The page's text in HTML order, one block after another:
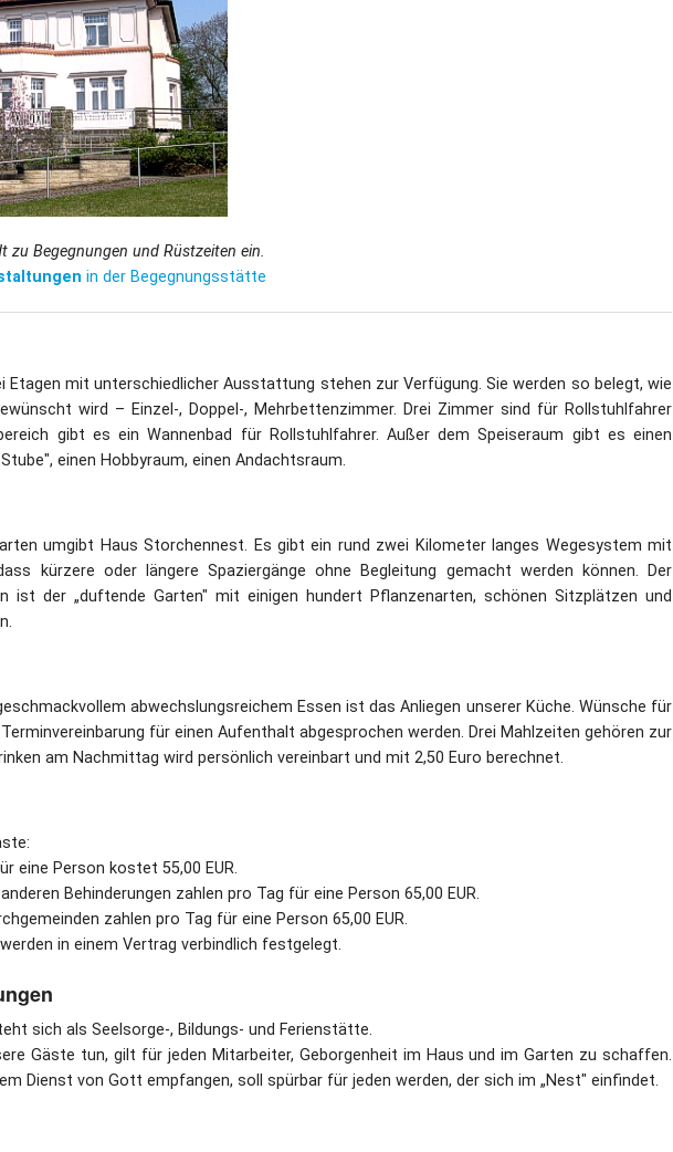
Veröffentlchungen
zu Begegnungen und Rüstzeiten ein.
in der Begegnungsstätte
Etagen mit unterschiedlicher Ausstattung stehen zur Verfügung. Sie werden so belegt, wie
wird – Einzel-, Doppel-, Mehrbettenzimmer. Drei Zimmer sind für Rollstuhlfahrer
gibt es ein Wannenbad für Rollstuhlfahrer. Außer dem Speiseraum gibt es einen
einen Hobbyraum, einen Andachtsraum.
umgibt Haus Storchennest. Es gibt ein rund zwei Kilometer langes Wegesystem mit
kürzere oder längere Spaziergänge ohne Begleitung gemacht werden können. Der
ist der „duftende Garten" mit einigen hundert Pflanzenarten, schönen Sitzplätzen und
abwechslungsreichem Essen ist das Anliegen unserer Küche. Wünsche für
für einen Aufenthalt abgesprochen werden. Drei Mahlzeiten gehören zur
am Nachmittag wird persönlich vereinbart und mit 2,50 Euro berechnet.
eine Person kostet 55,00 EUR.
Behinderungen zahlen pro Tag für eine Person 65,00 EUR.
zahlen pro Tag für eine Person 65,00 EUR.
in einem Vertrag verbindlich festgelegt.
sich als Seelsorge-, Bildungs- und Ferienstätte.
Gäste tun, gilt für jeden Mitarbeiter, Geborgenheit im Haus und im Garten zu schaffen.
Dienst von Gott empfangen, soll spürbar für jeden werden, der sich im „Nest" einfindet.